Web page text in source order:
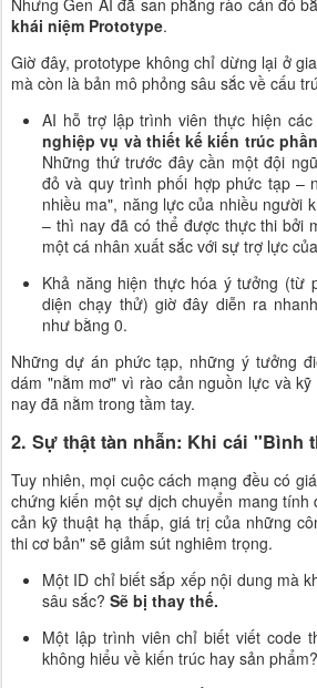
khái niệm Prototype.
Giờ đây, prototype không chỉ dừng lại ở
mà còn là bản mô phỏng sâu sắc về cấu
AI hỗ trợ lập trình viên thực hiện
nghiệp vụ và thiết kế kiến trúc
Những thứ trước đây cần một đội
đỏ và quy trình phối hợp phức tạp –
nhiều ma", năng lực của nhiều người
– thì nay đã có thể được thực thi bởi
một cá nhân xuất sắc với sự trợ lực
Khả năng hiện thực hóa ý tưởng (từ
diện chạy thử) giờ đây diễn ra
như bằng 0.
Những dự án phức tạp, những ý tưởng
dám "nằm mơ" vì rào cản nguồn lực và
nay đã nằm trong tầm tay.
2. Sự thật tàn nhẫn: Khi cái "Bình
Tuy nhiên, mọi cuộc cách mạng đều có
chứng kiến một sự dịch chuyển mang tính
cản kỹ thuật hạ thấp, giá trị của những
thi cơ bản" sẽ giảm sút nghiêm trọng.
Một ID chỉ biết sắp xếp nội dung mà
sâu sắc? Sẽ bị thay thế.
Một lập trình viên chỉ biết viết code
không hiểu về kiến trúc hay sản phẩm?